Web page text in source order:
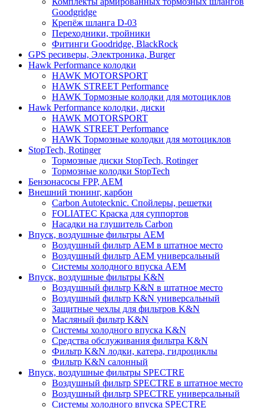
Goodgridge
Крепёж шланга D-03
Переходники, тройники
Фитинги Goodridge, BlackRock
GPS ресиверы, Электроника, Burger
Hawk Performance колодки
HAWK MOTORSPORT
HAWK STREET Performance
HAWK Тормозные колодки для мотоциклов
Hawk Performance колодки, диски
HAWK MOTORSPORT
HAWK STREET Performance
HAWK Тормозные колодки для мотоциклов
StopTech, Rotinger
Тормозные диски StopTech, Rotinger
Тормозные колодки StopTech
Бензонасосы FPP, AEM
Внешний тюнинг, карбон
Carbon Autotecknic. Спойлеры, решетки
FOLIATEC Краска для суппортов
Насадки на глушитель Carbon
Впуск, воздушные фильтры AEM
Воздушный фильтр AEM в штатное место
Воздушный фильтр AEM универсальный
Системы холодного впуска AEM
Впуск, воздушные фильтры K&N
Воздушный фильтр K&N в штатное место
Воздушный фильтр K&N универсальный
Защитные чехлы для фильтров K&N
Масляный фильтр K&N
Системы холодного впуска K&N
Средства обслуживания фильтра K&N
Фильтр K&N лодки, катера, гидроциклы
Фильтр K&N салонный
Впуск, воздушные фильтры SPECTRE
Воздушный фильтр SPECTRE в штатное место
Воздушный фильтр SPECTRE универсальный
Системы холодного впуска SPECTRE